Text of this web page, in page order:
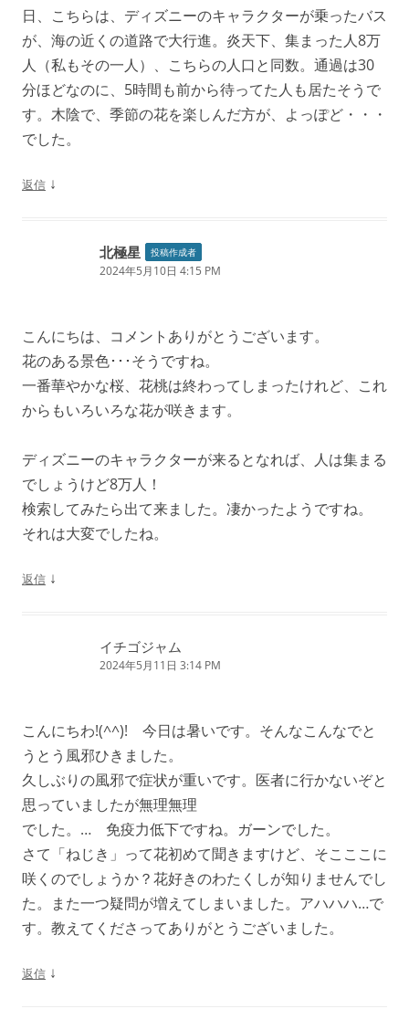
日、こちらは、ディズニーのキャラクターが乗ったバス
が、海の近くの道路で大行進。炎天下、集まった人8万
人（私もその一人）、こちらの人口と同数。通過は30
分ほどなのに、5時間も前から待ってた人も居たそうで
す。木陰で、季節の花を楽しんだ方が、よっぽど・・・
でした。
返信 ↓
北極星 投稿作成者
2024年5月10日 4:15 PM
こんにちは、コメントありがとうございます。
花のある景色･･･そうですね。
一番華やかな桜、花桃は終わってしまったけれど、これ
からもいろいろな花が咲きます。
ディズニーのキャラクターが来るとなれば、人は集まる
でしょうけど8万人！
検索してみたら出て来ました。凄かったようですね。
それは大変でしたね。
返信 ↓
イチゴジャム
2024年5月11日 3:14 PM
こんにちわ!(^^)! 今日は暑いです。そんなこんなでと
うとう風邪ひきました。
久しぶりの風邪で症状が重いです。医者に行かないぞと
思っていましたが無理無理
でした。… 免疫力低下ですね。ガーンでした。
さて「ねじき」って花初めて聞きますけど、そこここに
咲くのでしょうか？花好きのわたくしが知りませんでし
た。また一つ疑問が増えてしまいました。アハハハ…で
す。教えてくださってありがとうございました。
返信 ↓